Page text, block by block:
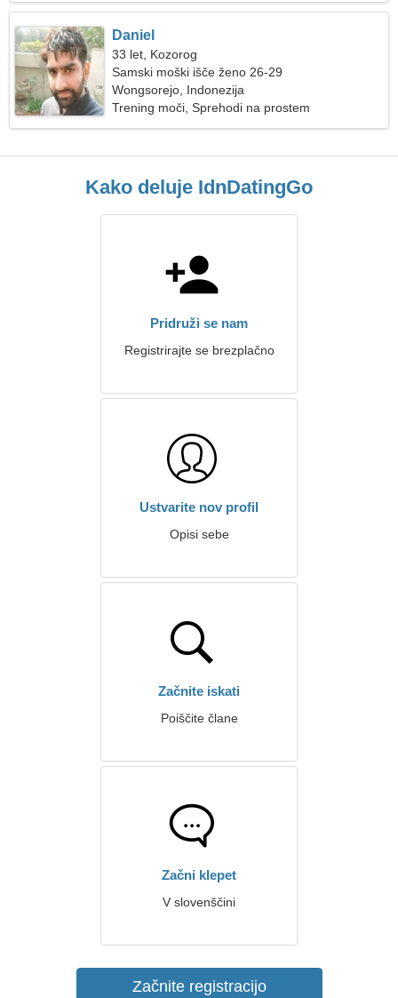
Daniel
33 let, Kozorog
Samski moški išče ženo 26-29
Wongsorejo, Indonezija
Trening moči, Sprehodi na prostem
Kako deluje IdnDatingGo
Pridruži se nam
Registrirajte se brezplačno
Ustvarite nov profil
Opisi sebe
Začnite iskati
Poiščite člane
Začni klepet
V slovenščini
Začnite registracijo